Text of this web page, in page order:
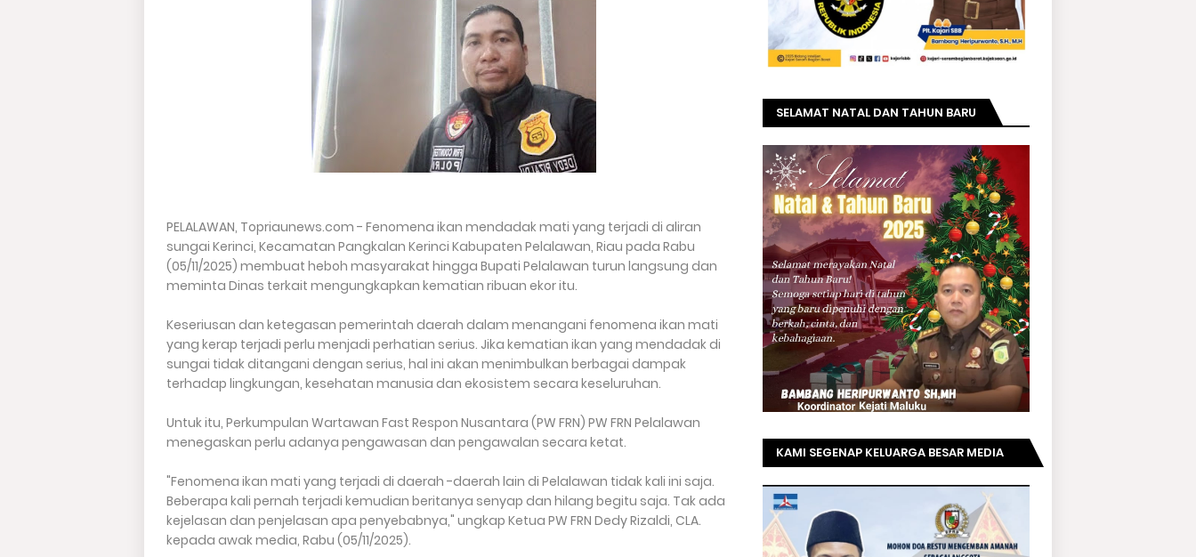
PELALAWAN, Topriaunews.com - Fenomena ikan mendadak mati yang terjadi di aliran
sungai Kerinci, Kecamatan Pangkalan Kerinci Kabupaten Pelalawan, Riau pada Rabu
(05/11/2025) membuat heboh masyarakat hingga Bupati Pelalawan turun langsung dan
meminta Dinas terkait mengungkapkan kematian ribuan ekor itu.
Keseriusan dan ketegasan pemerintah daerah dalam menangani fenomena ikan mati
yang kerap terjadi perlu menjadi perhatian serius. Jika kematian ikan yang mendadak di
sungai tidak ditangani dengan serius, hal ini akan menimbulkan berbagai dampak
terhadap lingkungan, kesehatan manusia dan ekosistem secara keseluruhan.
Untuk itu, Perkumpulan Wartawan Fast Respon Nusantara (PW FRN) PW FRN Pelalawan
menegaskan perlu adanya pengawasan dan pengawalan secara ketat.
"Fenomena ikan mati yang terjadi di daerah -daerah lain di Pelalawan tidak kali ini saja.
Beberapa kali pernah terjadi kemudian beritanya senyap dan hilang begitu saja. Tak ada
kejelasan dan penjelasan apa penyebabnya," ungkap Ketua PW FRN Dedy Rizaldi, CLA.
kepada awak media, Rabu (05/11/2025).
SELAMAT NATAL DAN TAHUN BARU
KAMI SEGENAP KELUARGA BESAR MEDIA
SELAMAT KEPADA BAPAK ACHMAD FAISAL
REZ